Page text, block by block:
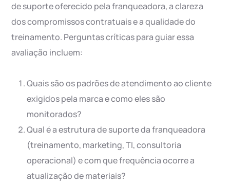
de suporte oferecido pela franqueadora, a clareza
dos compromissos contratuais e a qualidade do
treinamento. Perguntas críticas para guiar essa
avaliação incluem:
Quais são os padrões de atendimento ao cliente
exigidos pela marca e como eles são
monitorados?
Qual é a estrutura de suporte da franqueadora
(treinamento, marketing, TI, consultoria
operacional) e com que frequência ocorre a
atualização de materiais?